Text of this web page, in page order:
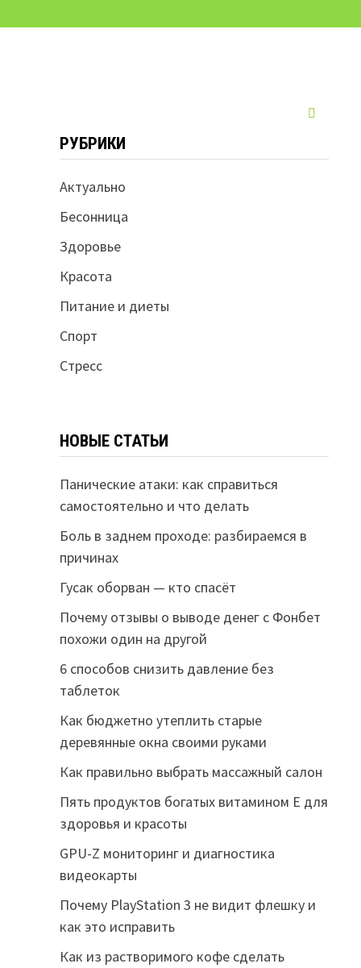
РУБРИКИ
Актуально
Бесонница
Здоровье
Красота
Питание и диеты
Спорт
Стресс
НОВЫЕ СТАТЬИ
Панические атаки: как справиться
самостоятельно и что делать
Боль в заднем проходе: разбираемся в
причинах
Гусак оборван — кто спасёт
Почему отзывы о выводе денег с Фонбет
похожи один на другой
6 способов снизить давление без
таблеток
Как бюджетно утеплить старые
деревянные окна своими руками
Как правильно выбрать массажный салон
Пять продуктов богатых витамином Е для
здоровья и красоты
GPU-Z мониторинг и диагностика
видеокарты
Почему PlayStation 3 не видит флешку и
как это исправить
Как из растворимого кофе сделать